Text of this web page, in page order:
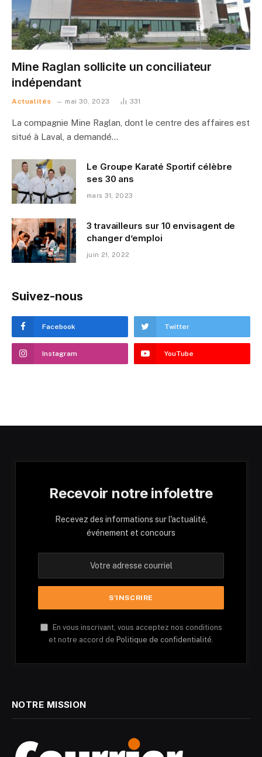
Mine Raglan sollicite un conciliateur
indépendant
Actualités mai 30, 2023 331
La compagnie Mine Raglan, dont le centre des affaires est
situé à Laval, a demandé…
Le Groupe Karaté Sportif célèbre
ses 30 ans
mars 31, 2023
3 travailleurs sur 10 envisagent de
changer d’emploi
juin 21, 2022
Suivez-nous
Facebook Twitter
Instagram YouTube
Recevoir notre infolettre
Recevez des informations sur l'actualité,
événement et concours
En vous inscrivant, vous acceptez nos conditions
et notre accord de Politique de confidentialité.
NOTRE MISSION